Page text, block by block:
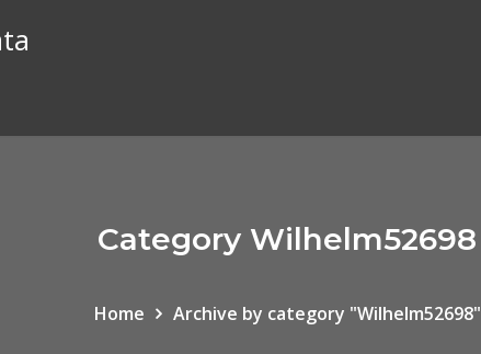
Category Wilhelm52698
Home Archive by category "Wilhelm52698"